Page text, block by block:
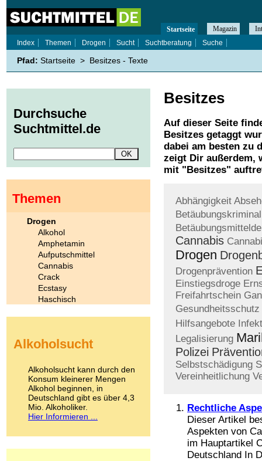
Besitzes
Auf dieser Seite
Besitzes getaggt
dabei am besten zu
zeigt Dir außerdem,
mit " Besitzes"
Abhängigkeit
Cannabis
Drogen
Drogenprävention
Einstiegsdroge
Freifahrtschein
Gesundheitsschutz
Hilfsangebote
Legalisierung
Polizei
Selbstschädigung
Vereinheitlichung
Rechtliche
Dieser Artikel
Aspekten von
im Hauptartikel
Deutschland In
Startseite Magazin
Index
Themen Drogen Sucht Suchtberatung Suche
Pfad: Startseite > Besitzes - Texte
Durchsuche
Suchtmittel.de
Themen
Drogen
Alkohol
Amphetamin
Aufputschmittel
Cannabis
Crack
Ecstasy
Haschisch
Kokain
LSD
Marihuana
Medikamente
Meskalin
Metamphetamin
Methadon
Alkoholsucht
Alkoholsucht kann durch den
Konsum kleinerer Mengen
Alkohol beginnen, in
Deutschland gibt es über 4,3
Mio. Alkoholiker.
Hier Informieren ...